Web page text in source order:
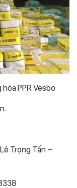
PPR Vesbo
Trọng Tấn –